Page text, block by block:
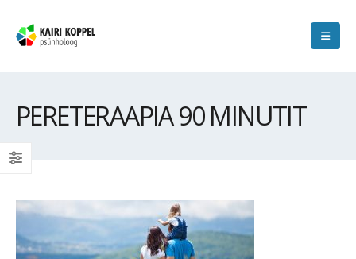
PERETERAAPIA 90 MINUTIT